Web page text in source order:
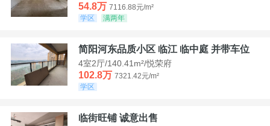
54.8万 7116.88元/m²
学区
满两年
简阳河东品质小区 临江 临中庭 并带车位
4室2厅/140.41m²/悦荣府
102.8万 7321.42元/m²
学区
临街旺铺 诚意出售